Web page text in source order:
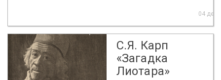
04 дек.
С.Я. Карп
«Загадка
Лиотара»